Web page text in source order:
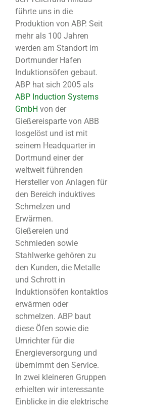
führte uns in die
Produktion von ABP. Seit
mehr als 100 Jahren
werden am Standort im
Dortmunder Hafen
Induktionsöfen gebaut.
ABP hat sich 2005 als
ABP Induction Systems
GmbH von der
Gießereisparte von ABB
losgelöst und ist mit
seinem Headquarter in
Dortmund einer der
weltweit führenden
Hersteller von Anlagen für
den Bereich induktives
Schmelzen und
Erwärmen.
Gießereien und
Schmieden sowie
Stahlwerke gehören zu
den Kunden, die Metalle
und Schrott in
Induktionsöfen kontaktlos
erwärmen oder
schmelzen. ABP baut
diese Öfen sowie die
Umrichter für die
Energieversorgung und
übernimmt den Service.
In zwei kleineren Gruppen
erhielten wir interessante
Einblicke in die elektrische